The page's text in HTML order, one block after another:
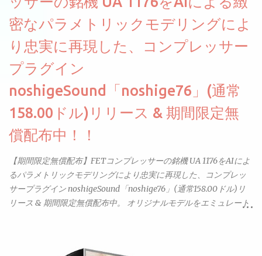
密なパラメトリックモデリングによ
り忠実に再現した、コンプレッサー
プラグイン
noshigeSound「noshige76」(通常
158.00ドル)リリース & 期間限定無
償配布中！！
【期間限定無償配布】FETコンプレッサーの銘機 UA 1176をAIによ
るパラメトリックモデリングにより忠実に再現した、コンプレッ
サープラグイン noshigeSound「noshige76」(通常158.00ドル)リ
リース & 期間限定無償配布中。 オリジナルモデルをエミュレート